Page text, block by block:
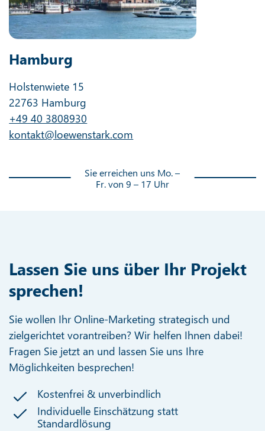
Hamburg
Holstenwiete 15
22763 Hamburg
+49 40 3808930
kontakt@loewenstark.com
Sie erreichen uns Mo. –
Fr. von 9 – 17 Uhr
Lassen Sie uns über Ihr Projekt
sprechen!
Sie wollen Ihr Online-Marketing strategisch und
zielgerichtet vorantreiben? Wir helfen Ihnen dabei!
Fragen Sie jetzt an und lassen Sie uns Ihre
Möglichkeiten besprechen!
Kostenfrei & unverbindlich
Individuelle Einschätzung statt
Standardlösung